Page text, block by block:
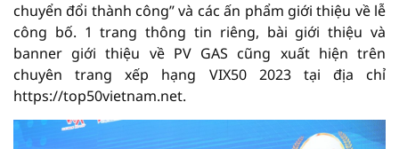
chuyển đổi thành công” và các ấn phẩm giới thiệu về lễ
công bố. 1 trang thông tin riêng, bài giới thiệu và
banner giới thiệu về PV GAS cũng xuất hiện trên
chuyên trang xếp hạng VIX50 2023 tại địa chỉ
https://top50vietnam.net.